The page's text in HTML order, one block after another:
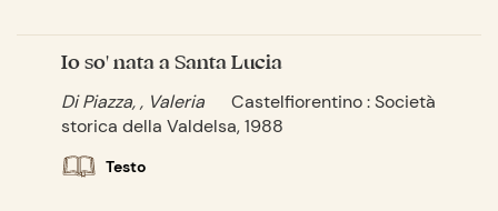
Io so' nata a Santa Lucia
Di Piazza, , Valeria
Castelfiorentino : Società
storica della Valdelsa, 1988
Testo